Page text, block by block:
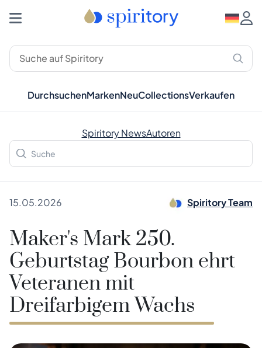
DurchsuchenMarkenNeuCollectionsVerkaufen
Spiritory NewsAutoren
15.05.2026 Spiritory Team
Maker's Mark 250.
Geburtstag Bourbon ehrt
Veteranen mit
Dreifarbigem Wachs